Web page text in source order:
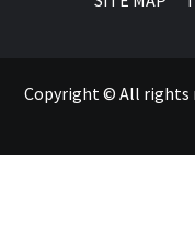
Copyright © All rights